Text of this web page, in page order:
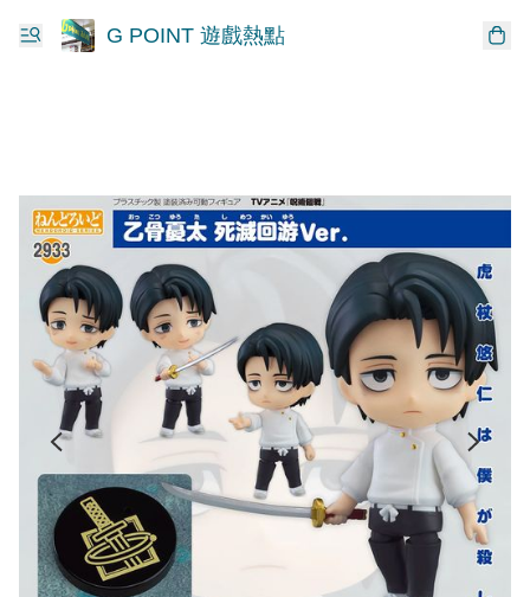
G POINT 遊戲熱點